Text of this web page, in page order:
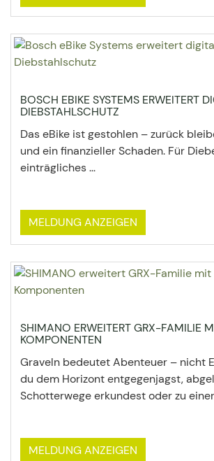
BOSCH EBIKE SYSTEMS ERWEITERT
DIEBSTAHLSCHUTZ
Das eBike ist gestohlen – zurück
und ein finanzieller Schaden. Für
einträgliches ...
MELDUNG ANZEIGEN
SHIMANO ERWEITERT GRX-FAMILIE
KOMPONENTEN
Graveln bedeutet Abenteuer – nicht
du dem Horizont entgegenjagst,
Schotterwege erkundest oder zu einer
MELDUNG ANZEIGEN